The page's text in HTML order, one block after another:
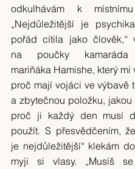
odkulhávám k
„Nejdůležitější je
pořád cítila jako člověk,“
na poučky kamaráda
mariňáka Hamishe, který mi
proč mají vojáci ve výbavě
a zbytečnou položku, jakou
proč ji každý den musí
použít. S přesvědčením,
je nejdůležitější“ klekám
myji si vlasy. „Musíš